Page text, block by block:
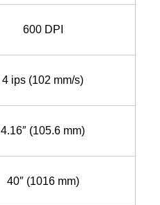
600 DPI
4 ips (102 mm/s)
4.16″ (105.6 mm)
40″ (1016 mm)